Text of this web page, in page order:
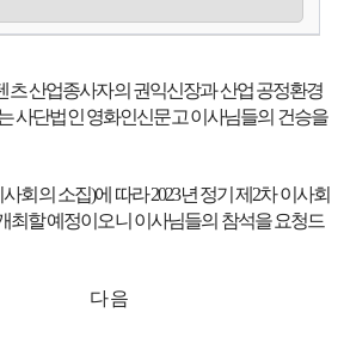
츠 산업종사자의 권익신장과 산업 공정환경
사단법인 영화인신문고 이사님들의 건승을
사회의 소집)에 따라2023년 정기 제 2차 이사회
최할 예정이오니 이사님들의 참석을 요청드
다 음